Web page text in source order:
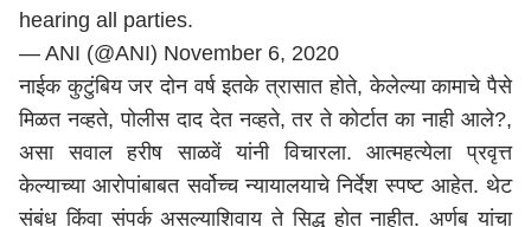
hearing all parties.
— ANI (@ANI) November 6, 2020
नाईक कुटुंबिय जर दोन वर्ष इतके त्रासात होते, केलेल्या कामाचे पैसे
मिळत नव्हते, पोलीस दाद देत नव्हते, तर ते कोर्टात का नाही आले?,
असा सवाल हरीष साळवें यांनी विचारला. आत्महत्येला प्रवृत्त
केल्याच्या आरोपांबाबत सर्वोच्च न्यायालयाचे निर्देश स्पष्ट आहेत. थेट
संबंध किंवा संपर्क असल्याशिवाय ते सिद्ध होत नाहीत. अर्णब यांचा